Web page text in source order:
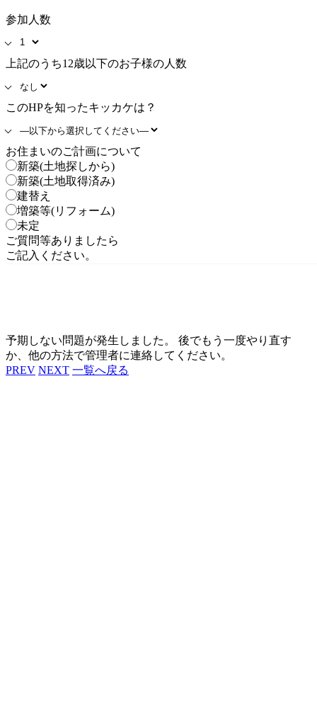
参加人数
上記のうち12歳以下のお子様の人数
このHPを知ったキッカケは？
お住まいのご計画について
新築(土地探しから)
新築(土地取得済み)
建替え
増築等(リフォーム)
未定
ご質問等ありましたら
ご記入ください。
予期しない問題が発生しました。 後でもう一度やり直す
か、他の方法で管理者に連絡してください。
PREV NEXT 一覧へ戻る